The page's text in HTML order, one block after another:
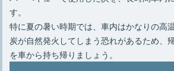
す。
特に夏の暑い時期では、車内はかなりの高
炭が自然発火してしまう恐れがあるため、
を車から持ち帰りましょう。